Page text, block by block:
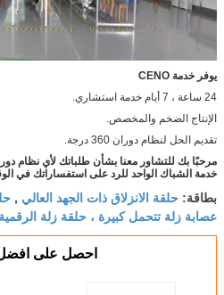
يوفر خدمة CENO
24 ساعة ، 7 أيام خدمة استشاري.
الإنتاج الضخم والمخصص.
تقديم الحل لنظام دوران 360 درجة.
خدمة الشباك الواحد للرد على استفساراتك في
بطاقة: حلقة الانزلاق ذات الجهد العالي ,
عصابة زلة تتحمل كبيرة ، حلقة زلة الرقمية
احصل على